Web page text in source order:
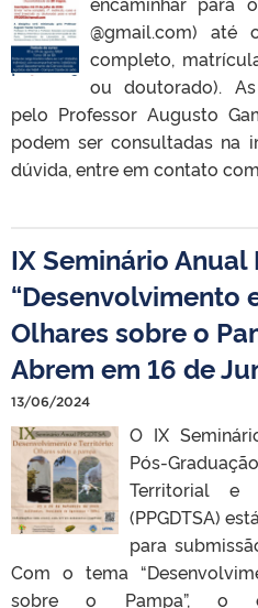
@gmail.com)
completo,
ou doutorado).
pelo Professor Augusto
podem ser consultadas na
dúvida, entre em contato com
IX Seminário Anual
“Desenvolvimento
Olhares sobre o
Abrem em 16 de
13/06/2024
O IX
Pós-
Territorial e
(PPGDTSA)
para
Com o tema
sobre o Pampa”, o